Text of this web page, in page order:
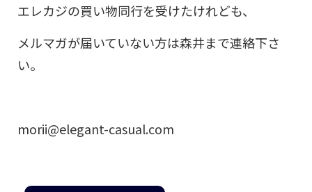
エレカジの買い物同行を受けたけれども、
メルマガが届いていない方は森井まで連絡下さ
い。
morii@elegant-casual.com